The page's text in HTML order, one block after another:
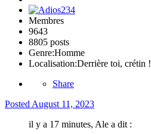
Membres
9643
8805 posts
Genre:Homme
Localisation:Derrière toi, crétin !
Share
Posted August 11, 2023
il y a 17 minutes, Ale a dit :